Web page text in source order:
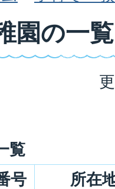
園の一覧
覧
号
所在